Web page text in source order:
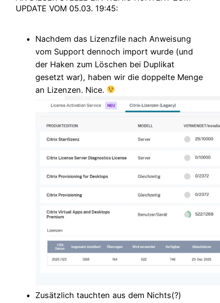
UPDATE VOM 05.03. 19:45:
Nachdem das Lizenzfile nach Anweisung
vom Support dennoch import wurde (und
der Haken zum Löschen bei Duplikat
gesetzt war), haben wir die doppelte Menge
an Lizenzen. Nice.
Zusätzlich tauchten aus dem Nichts(?)